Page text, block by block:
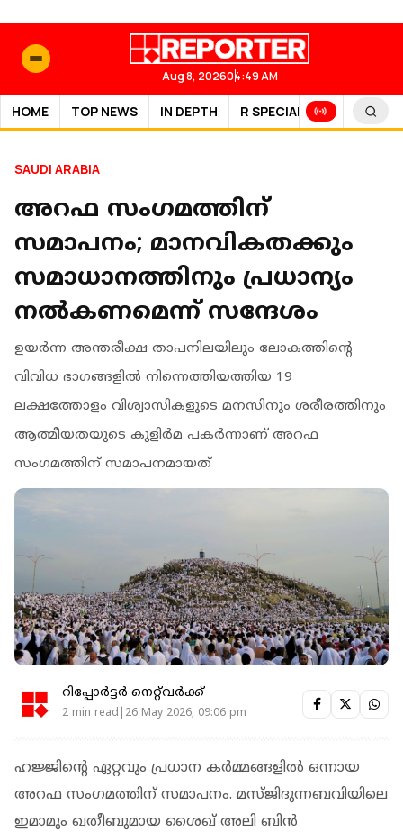
Aug 8, 202604:49 AM
HOME TOP NEWS IN DEPTH R SPECIAL SPORTS
SAUDI ARABIA
അറഫ സംഗമത്തിന്
സമാപനം; മാനവികതക്കും
സമാധാനത്തിനും പ്രധാന്യം
നൽകണമെന്ന് സന്ദേശം
ഉയര്‍ന്ന അന്തരീക്ഷ താപനിലയിലും ലോകത്തിന്റെ
വിവിധ ഭാഗങ്ങളില്‍ നിന്നെത്തിയത്തിയ 19
ലക്ഷത്തോളം വിശ്വാസികളുടെ മനസിനും ശരീരത്തിനും
ആത്മീയതയുടെ കുളിര്‍മ പകര്‍ന്നാണ് അറഫ
സംഗമത്തിന് സമാപനമായത്
റിപ്പോർട്ടർ നെറ്റ്‌വര്‍ക്ക്‌
2 min read|26 May 2026, 09:06 pm
ഹജ്ജിന്റെ ഏറ്റവും പ്രധാന കര്‍മ്മങ്ങളില്‍ ഒന്നായ
അറഫ സംഗമത്തിന് സമാപനം. മസ്ജിദുന്നബവിയിലെ
ഇമാമും ഖതീബുമായ ശൈഖ് അലി ബിന്‍